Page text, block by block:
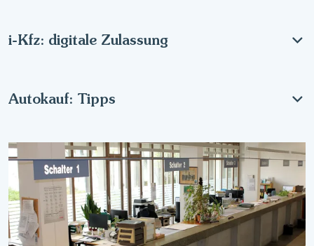
i-Kfz: digitale Zulassung
Autokauf: Tipps